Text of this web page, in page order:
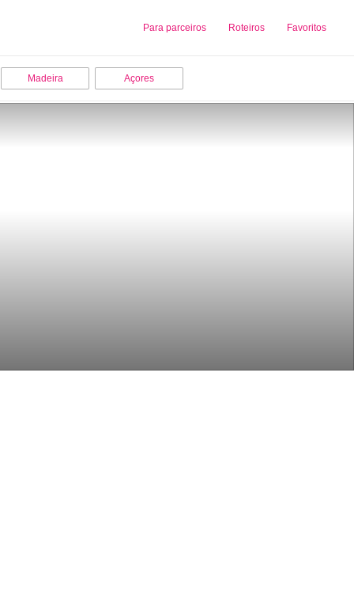
Para parceiros Roteiros Favoritos
Sobre nós Adicionar uma Empresa
Madeira Açores